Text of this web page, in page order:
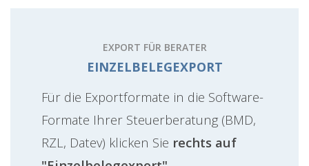
EXPORT FÜR BERATER
EINZELBELEGEXPORT
Für die Exportformate in die Software-
Formate Ihrer Steuerberatung (BMD,
RZL, Datev) klicken Sie rechts auf